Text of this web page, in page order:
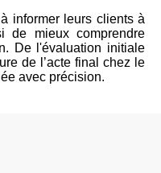
informer leurs clients à
de mieux comprendre
De l'évaluation initiale
de l’acte final chez le
avec précision.